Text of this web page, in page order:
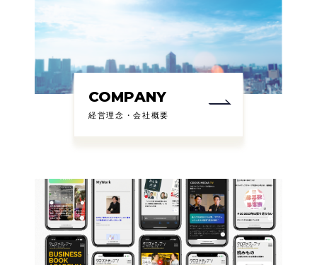
COMPANY
経営理念・会社概要